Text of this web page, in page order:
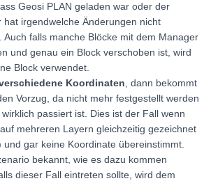
Geosi PLAN geladen war oder der
hat irgendwelche Änderungen nicht
Auch falls manche Blöcke mit dem Manager
und genau ein Block verschoben ist, wird
Block verwendet.
Koordinaten , dann bekommt
Vorzug, da nicht mehr festgestellt werden
passiert ist. Dies ist der Fall wenn
mehreren Layern gleichzeitig gezeichnet
und gar keine Koordinate übereinstimmt.
bekannt, wie es dazu kommen
dieser Fall eintreten sollte, wird dem